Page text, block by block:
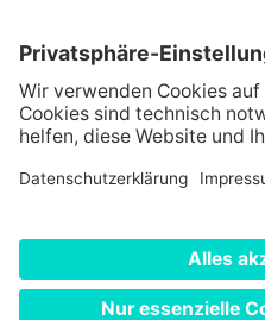
Lernen mit Viona
Alle Partner
Partner werden
Nutzungsbedingungen